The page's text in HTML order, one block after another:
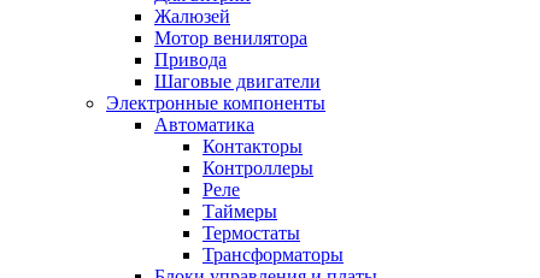
Жалюзей
Мотор венилятора
Привода
Шаговые двигатели
Электронные компоненты
Автоматика
Контакторы
Контроллеры
Реле
Таймеры
Термостаты
Трансформаторы